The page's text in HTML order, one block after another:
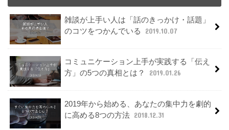
雑談が上手い人は「話のきっかけ・話題」
のコツをつかんでいる
2019.10.07
コミュニケーション上手が実践する「伝え
方」の5つの真相とは？
2019.01.26
2019年から始める、あなたの集中力を劇的
に高める8つの方法 2018.12.31